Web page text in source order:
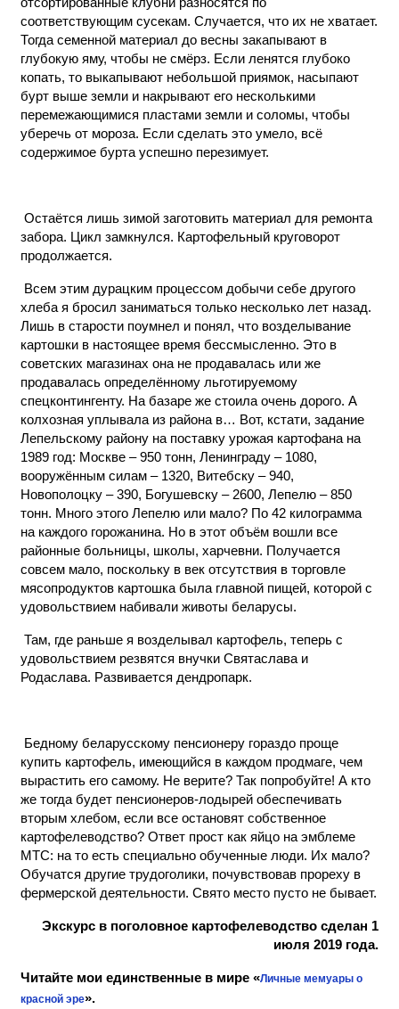
соответствующим сусекам. Случается, что их не хватает.
Тогда семенной материал до весны закапывают в
глубокую яму, чтобы не смёрз. Если ленятся глубоко
копать, то выкапывают небольшой приямок, насыпают
бурт выше земли и накрывают его несколькими
перемежающимися пластами земли и соломы, чтобы
уберечь от мороза. Если сделать это умело, всё
содержимое бурта успешно перезимует.
Остаётся лишь зимой заготовить материал для ремонта
забора. Цикл замкнулся. Картофельный круговорот
продолжается.
Всем этим дурацким процессом добычи себе другого
хлеба я бросил заниматься только несколько лет назад.
Лишь в старости поумнел и понял, что возделывание
картошки в настоящее время бессмысленно. Это в
советских магазинах она не продавалась или же
продавалась определённому льготируемому
спецконтингенту. На базаре же стоила очень дорого. А
колхозная уплывала из района в… Вот, кстати, задание
Лепельскому району на поставку урожая картофана на
1989 год: Москве – 950 тонн, Ленинграду – 1080,
вооружённым силам – 1320, Витебску – 940,
Новополоцку – 390, Богушевску – 2600, Лепелю – 850
тонн. Много этого Лепелю или мало? По 42 килограмма
на каждого горожанина. Но в этот объём вошли все
районные больницы, школы, харчевни. Получается
совсем мало, поскольку в век отсутствия в торговле
мясопродуктов картошка была главной пищей, которой с
удовольствием набивали животы беларусы.
Там, где раньше я возделывал картофель, теперь с
удовольствием резвятся внучки Святаслава и
Родаслава. Развивается дендропарк.
Бедному беларусскому пенсионеру гораздо проще
купить картофель, имеющийся в каждом продмаге, чем
вырастить его самому. Не верите? Так попробуйте! А кто
же тогда будет пенсионеров-лодырей обеспечивать
вторым хлебом, если все остановят собственное
картофелеводство? Ответ прост как яйцо на эмблеме
МТС: на то есть специально обученные люди. Их мало?
Обучатся другие трудоголики, почувствовав прореху в
фермерской деятельности. Свято место пусто не бывает.
Экскурс в поголовное картофелеводство сделан 1
июля 2019 года.
Читайте мои единственные в мире «Личные мемуары о
красной эре».